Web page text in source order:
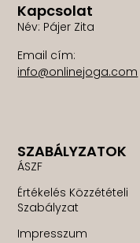
Kapcsolat
Név: Pájer Zita
Email cím:
info@onlinejoga.com
SZABÁLYZATOK
ÁSZF
Értékelés Közzétételi
Szabályzat
Impresszum